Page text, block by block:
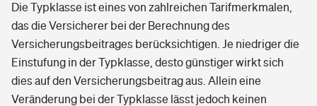
Die Typklasse ist eines von zahlreichen Tarifmerkmalen,
das die Versicherer bei der Berechnung des
Versicherungsbeitrages berücksichtigen. Je niedriger die
Einstufung in der Typklasse, desto günstiger wirkt sich
dies auf den Versicherungsbeitrag aus. Allein eine
Veränderung bei der Typklasse lässt jedoch keinen